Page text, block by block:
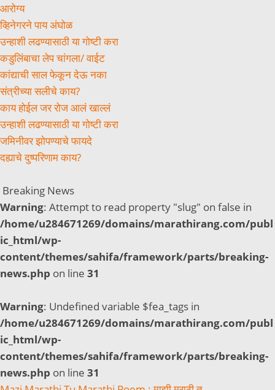
आरोग्य
व्हिनेगरने पाय अंघोळ
उन्हाशी लढण्यासाठी या गोष्टी करा
कडुलिंबाचा लेप चांगला/ वाईट
कांद्याची साल फेकून देऊ नका
संत्रीच्या सलीचे काय?
काय होईल जर रोज आलं खाल्लं
उन्हाशी लढण्यासाठी या गोष्टी करा
जमिनीवर झोपण्याचे फायदे
दह्याचे दुष्परिणाम काय?
Breaking News
Warning: Attempt to read property "slug" on false in
/home/u284671269/domains/marathirang.com/publ
ic_html/wp-
content/themes/sahifa/framework/parts/breaking-
news.php on line 31
Warning: Undefined variable $fea_tags in
/home/u284671269/domains/marathirang.com/publ
ic_html/wp-
content/themes/sahifa/framework/parts/breaking-
news.php on line 31